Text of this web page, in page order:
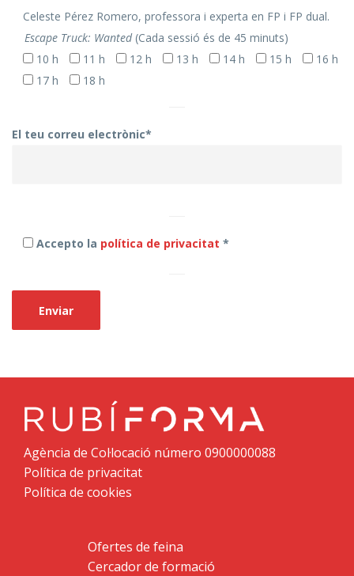
Celeste Pérez Romero, professora i experta en FP i FP dual.
Escape Truck: Wanted(Cada sessió és de 45 minuts)
10 h
11 h 12 h 13 h 14 h 15 h
16 h
17 h
18 h
El teu correu electrònic*
Accepto la política de privacitat *
Agència de Col·locació número 0900000088
Política de privacitat
Política de cookies
Ofertes de feina
Cercador de formació